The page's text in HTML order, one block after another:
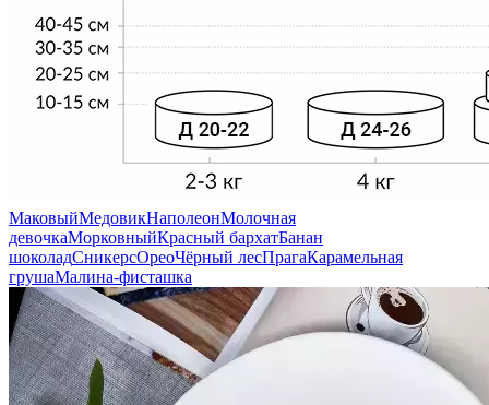
МаковыйМедовикНаполеонМолочная
девочкаМорковныйКрасный бархатБанан
шоколадСникерсОреоЧёрный лесПрагаКарамельная
грушаМалина-фисташка